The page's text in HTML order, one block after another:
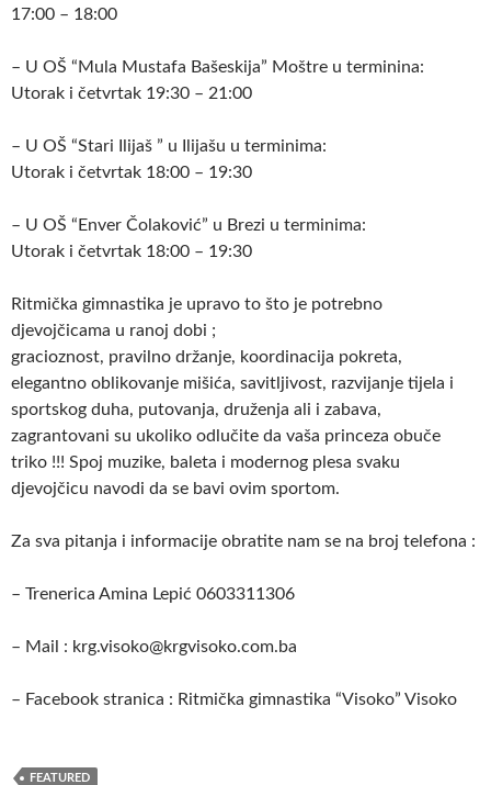
17:00 – 18:00
– U OŠ “Mula Mustafa Bašeskija” Moštre u terminina:
Utorak i četvrtak 19:30 – 21:00
– U OŠ “Stari Ilijaš ” u Ilijašu u terminima:
Utorak i četvrtak 18:00 – 19:30
– U OŠ “Enver Čolaković” u Brezi u terminima:
Utorak i četvrtak 18:00 – 19:30
Ritmička gimnastika je upravo to što je potrebno
djevojčicama u ranoj dobi ;
gracioznost, pravilno držanje, koordinacija pokreta,
elegantno oblikovanje mišića, savitljivost, razvijanje tijela i
sportskog duha, putovanja, druženja ali i zabava,
zagrantovani su ukoliko odlučite da vaša princeza obuče
triko !!! Spoj muzike, baleta i modernog plesa svaku
djevojčicu navodi da se bavi ovim sportom.
Za sva pitanja i informacije obratite nam se na broj telefona :
– Trenerica Amina Lepić 0603311306
– Mail : krg.visoko@krgvisoko.com.ba
– Facebook stranica : Ritmička gimnastika “Visoko” Visoko
FEATURED